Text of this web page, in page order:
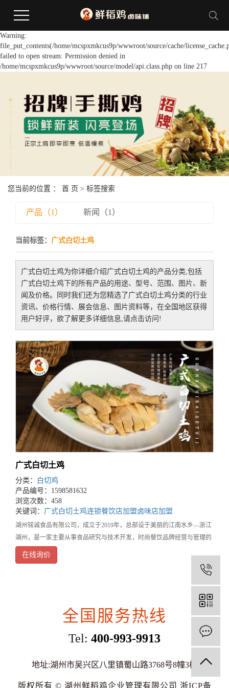
Warning:
file_put_contents(/home/mcspxmkcus9p/wwwroot/source/cache/
failed to open stream: Permission denied in
/home/mcspxmkcus9p/wwwroot/source/model/api.class.php on line 217
您当前的位置 ： 首 页 > 标签搜索
产品（1） 新闻（1）
当前标签： 广式白切土鸡
广式白切土鸡为你详细介绍广式白切土鸡的产品分类,包括
广式白切土鸡 下的所有产品的用途、型号、范围、图片、新
闻及价格。同时我们还为您精选了 广式白切土鸡分类的行业
资讯、价格行情、展会信息、图片资料等，在全国地区获得
用户好评，欲了解更多详细信息,请点击访问!
广式白切土鸡
分类：
白切鸡
产品编号：1598581632
浏览次数：458
关键词： 广式白切土鸡连锁餐饮店加盟卤味店加盟
湖州铭诚食品有限公司，成立于2019年，总部设于美丽的江南水乡—浙江
湖州，是一家主要从事食品研究与技术开发，时尚餐饮品牌经营与管理的
餐饮企业。旗下品牌鲜稻鸡，是集营养健康、时尚温馨、方便快捷为一体
的知名餐饮连锁品牌，湖州三县两区有40家门店
在线询价
全国服务热线
Tel: 400-993-9913
地址:湖州市吴兴区八里镇蜀山路3768号8幢3楼
版权所有 © 湖州鲜稻鸡企业管理有限公司 浙ICP备